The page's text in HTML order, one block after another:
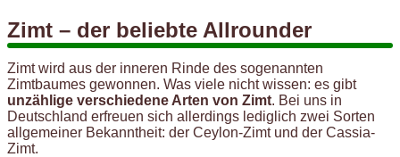
Zimt – der beliebte Allrounder
Zimt wird aus der inneren Rinde des sogenannten
Zimtbaumes gewonnen. Was viele nicht wissen: es gibt
unzählige verschiedene Arten von Zimt. Bei uns in
Deutschland erfreuen sich allerdings lediglich zwei Sorten
allgemeiner Bekanntheit: der Ceylon-Zimt und der Cassia-
Zimt.